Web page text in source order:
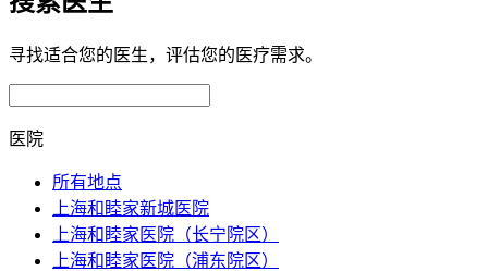
寻找适合您的医生，评估您的医疗需求。
医院
所有地点
上海和睦家新城医院
上海和睦家医院（长宁院区）
上海和睦家医院（浦东院区）